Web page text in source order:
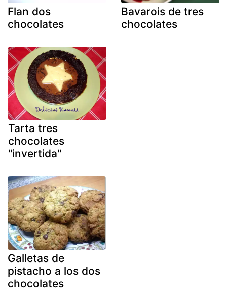
Flan dos
chocolates
Bavarois de tres
chocolates
Tarta tres
chocolates
"invertida"
Galletas de
pistacho a los dos
chocolates